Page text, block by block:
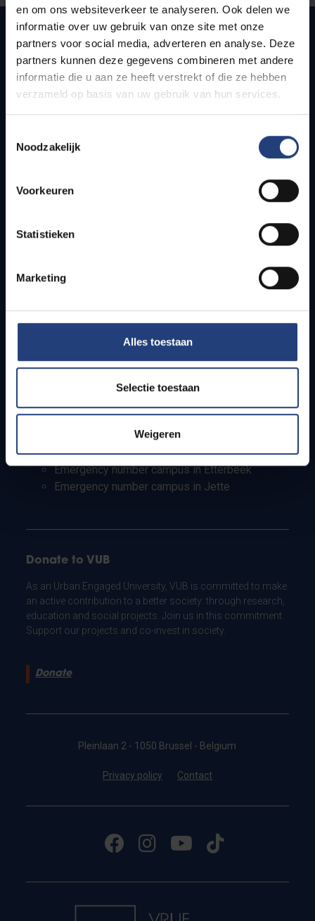
en om ons websiteverkeer te analyseren. Ook delen we
informatie over uw gebruik van onze site met onze
partners voor social media, adverteren en analyse. Deze
partners kunnen deze gegevens combineren met andere
informatie die u aan ze heeft verstrekt of die ze hebben
verzameld op basis van uw gebruik van hun services.
Noodzakelijk
Voorkeuren
Statistieken
Marketing
Alles toestaan
Selectie toestaan
Weigeren
Quick links
Webmail
Jobs
How to get to the VUB campuses
Students
PhD students
Teachers and secondary schools
Working students
International students
Security Campus in Etterbeek
Security campus in Jette
Emergency number campus in Etterbeek
Emergency number campus in Jette
Donate to VUB
As an Urban Engaged University, VUB is committed to make
an active contribution to a better society: through research,
education and social projects. Join us in this commitment.
Support our projects and co-invest in society.
Donate
Pleinlaan 2 - 1050 Brussel - Belgium
Privacy policy Contact